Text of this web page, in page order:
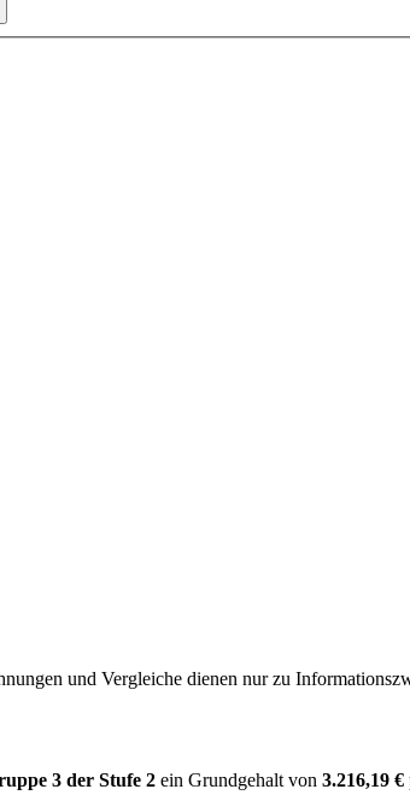
und Vergleiche dienen nur zu
3 der Stufe 2 ein Grundgehalt von 3.216,19 €